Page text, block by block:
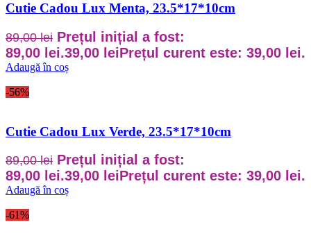
Cutie Cadou Lux Menta, 23.5*17*10cm
89,00lei Prețul inițial a fost:
89,00 lei.39,00 leiPrețul curent este: 39,00 lei.
Adaugă în coș
-56%
Cutie Cadou Lux Verde, 23.5*17*10cm
89,00lei Prețul inițial a fost:
89,00 lei.39,00 leiPrețul curent este: 39,00 lei.
Adaugă în coș
-61%